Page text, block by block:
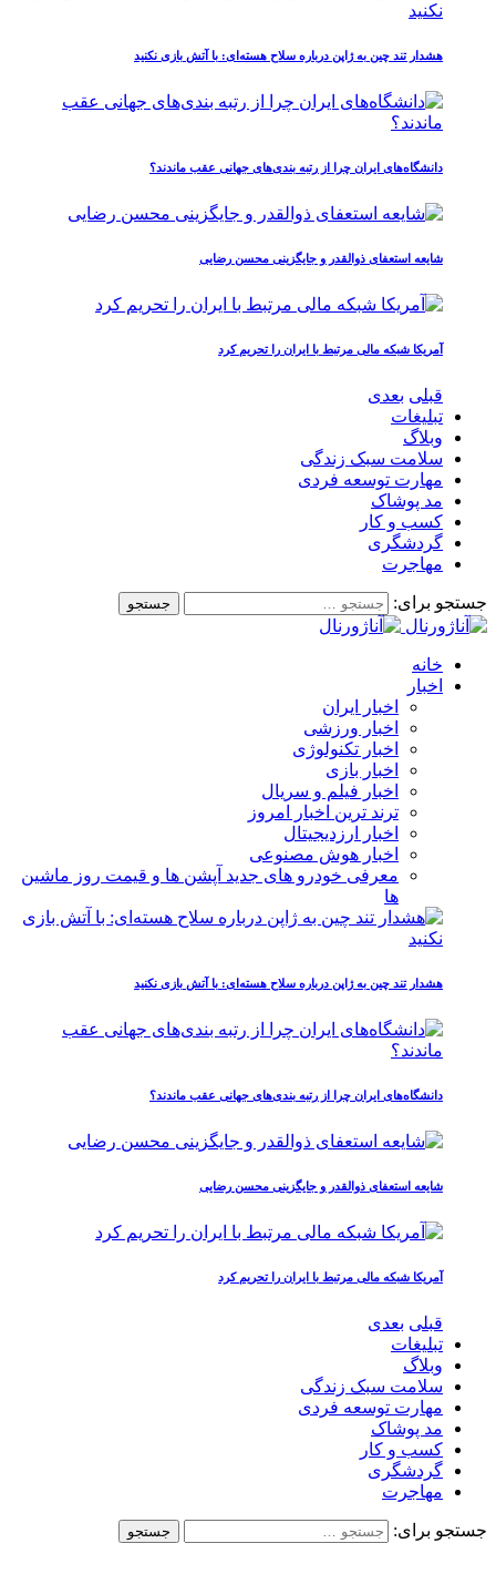
هشدار تند چین به ژاپن درباره سلاح هسته‌ای: با آتش بازی نکنید
دانشگاه‌های ایران چرا از رتبه‌ بندی‌های جهانی عقب ماندند؟
شایعه استعفای ذوالقدر و جایگزینی محسن رضایی
آمریکا شبکه مالی مرتبط با ایران را تحریم کرد
قبلی بعدی
تبلیغات
وبلاگ
سلامت سبک زندگی
مهارت توسعه فردی
مد پوشاک
کسب و کار
گردشگری
مهاجرت
جستجو برای:
خانه
اخبار
اخبار ایران
اخبار ورزشی
اخبار تکنولوژی
اخبار بازی
اخبار فیلم و سریال
ترند ترین اخبار امروز
اخبار ارزدیجیتال
اخبار هوش مصنوعی
معرفی خودرو های جدید آپشن‌ ها و قیمت روز ماشین‌
ها
هشدار تند چین به ژاپن درباره سلاح هسته‌ای: با آتش بازی نکنید
دانشگاه‌های ایران چرا از رتبه‌ بندی‌های جهانی عقب ماندند؟
شایعه استعفای ذوالقدر و جایگزینی محسن رضایی
آمریکا شبکه مالی مرتبط با ایران را تحریم کرد
قبلی بعدی
تبلیغات
وبلاگ
سلامت سبک زندگی
مهارت توسعه فردی
مد پوشاک
کسب و کار
گردشگری
مهاجرت
جستجو برای: